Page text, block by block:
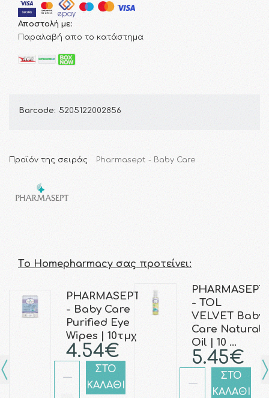
Αποστολή με:
Παραλαβή απο το κατάστημα
Barcode: 5205122002856
Προϊόν της σειράς Pharmasept - Baby Care
Τo Homepharmacy σας προτείνει:
PHARMASEPT
- Baby Care
Purified Eye
Wipes | 10τμχ
4.54€
ΣΤΟ
ΚΑΛΑΘΙ
PHARMASEPT
- TOL
VELVET Baby
Care Natural
Oil | 10 …
5.45€
ΣΤΟ
ΚΑΛΑΘΙ